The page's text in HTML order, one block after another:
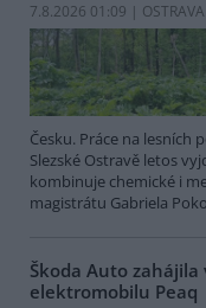
7.8.2026 01:09 |
Česku. Práce na lesních
Slezské Ostravě letos
kombinuje chemické i
magistrátu Gabriela
Škoda Auto
elektromobilu Peaq